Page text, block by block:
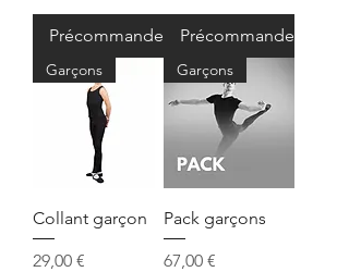
Précommander Précommander
Garçons
Collant garçon
Prix
29,00 €
Garçons
Pack garçons
Prix
67,00 €